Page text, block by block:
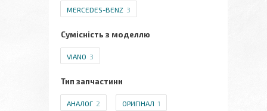
MERCEDES-BENZ 3
Сумісність з моделлю
VIANO 3
Тип запчастини
АНАЛОГ 2 ОРИГІНАЛ 1